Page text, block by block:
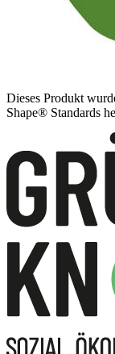
Dieses Produkt
Shape® Standards